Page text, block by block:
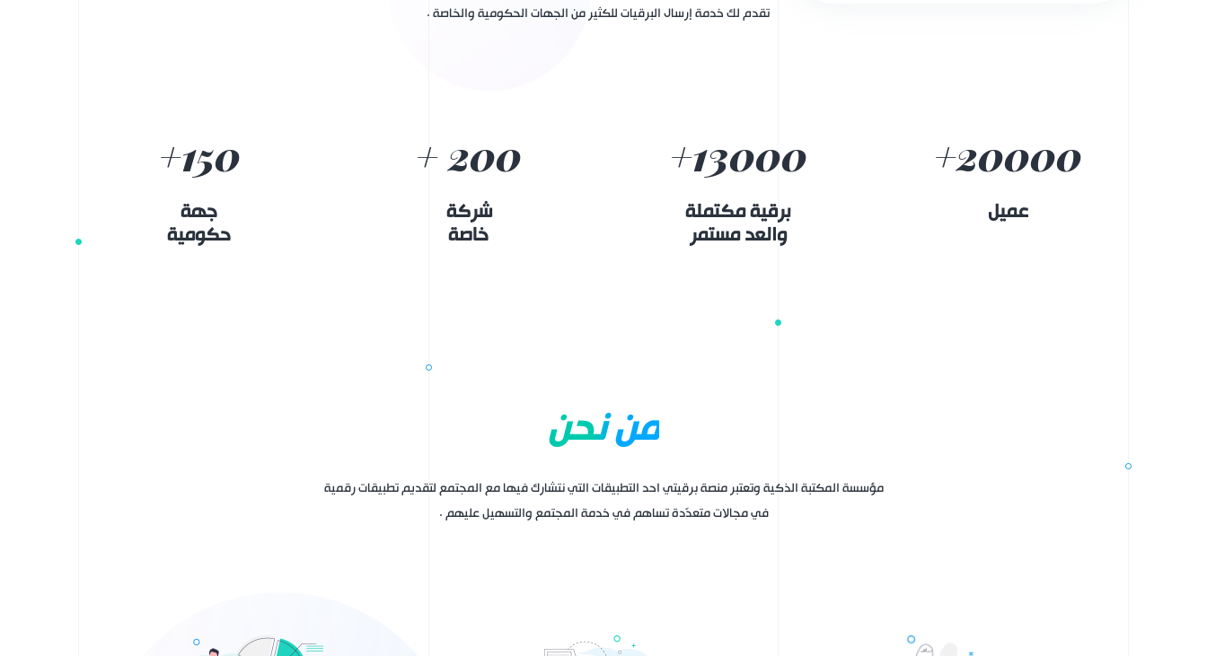
تقدم لك خدمة إرسال البرقيات للكثير من الجهات الحكومية والخاصة .
20000
+
عميل
13000
+
برقية مكتملة
والعد مستمر
200
+
شركة
خاصة
150
+
جهة
حكومية
من نحن
مؤسسة المكتبة الذكية وتعتبر منصة برقيتي احد التطبيقات التي نتشارك فيها مع المجتمع لتقديم تطبيقات رقمية
في مجالات متعدّدة تساهم في خدمة المجتمع والتسهيل عليهم .